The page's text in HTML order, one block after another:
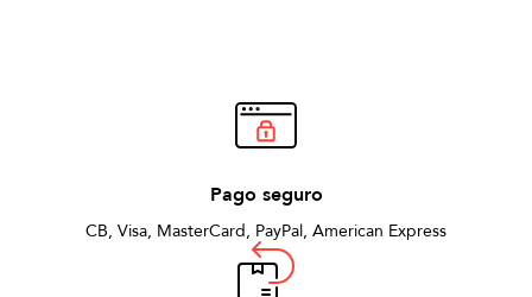
Pago seguro
CB, Visa, MasterCard, PayPal, American Express